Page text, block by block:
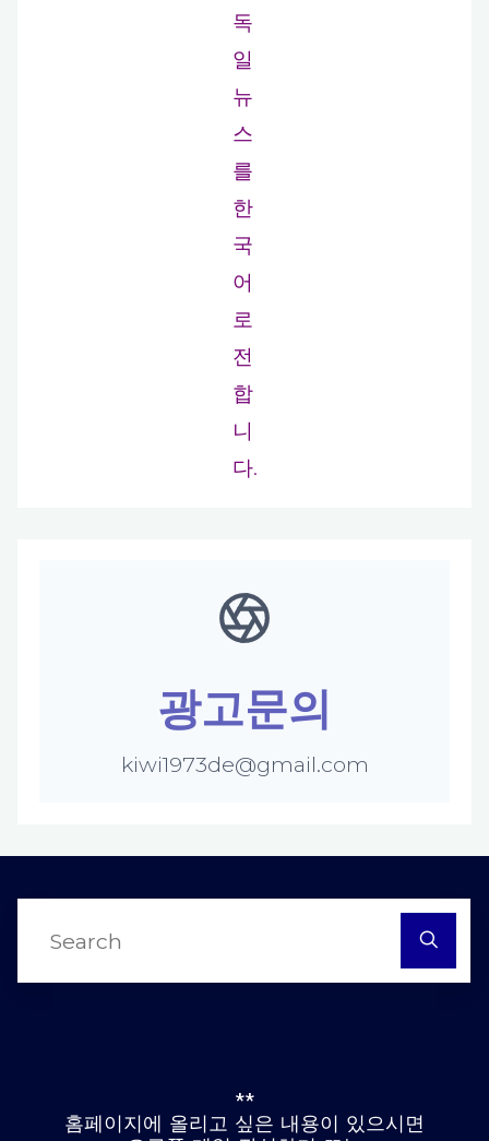
독
일
뉴
스
를
한
국
어
로
전
합
니
다.
광고문의
kiwi1973de@gmail.com
**
홈페이지에 올리고 싶은 내용이 있으시면